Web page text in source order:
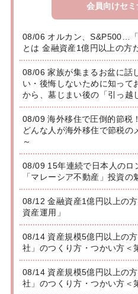
会員向けセ
08/06 オルカン、S&P500…
とは 金融資産1億円以上の方
08/06 家族が集まるお盆に話
い・後悔しないために知って
から、墓じまい後の「引っ越
08/09 海外移住で圧倒的節税
どんな人が海外移住で節税の
～
08/09 15年連続で日本人のロ
「マレーシア不動産」投資の
08/12 金融資産1億円以上の
資産運用」
08/14 資産規模5億円以上の
社」のつくり方・つかい方＜
08/14 資産規模5億円以上の
社」のつくり方・つかい方＜